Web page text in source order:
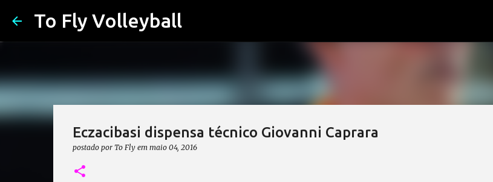
To Fly Volleyball
Eczacibasi dispensa técnico Giovanni Caprara
postado por To Fly em maio 04, 2016